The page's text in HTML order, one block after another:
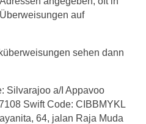
auf
sehen dann
Silvarajoo a/I Appavoo
Swift Code: CIBBMYKL
64, jalan Raja Muda